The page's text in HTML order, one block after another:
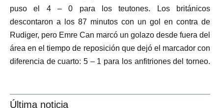
puso el 4 – 0 para los teutones. Los británicos
descontaron a los 87 minutos con un gol en contra de
Rudiger, pero Emre Can marcó un golazo desde fuera del
área en el tiempo de reposición que dejó el marcador con
diferencia de cuarto: 5 – 1 para los anfitriones del torneo.
Última noticia